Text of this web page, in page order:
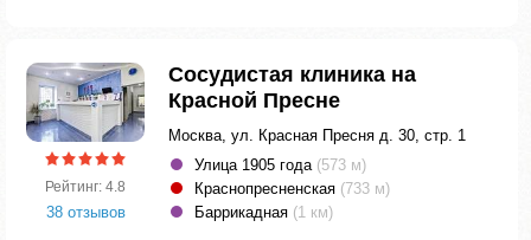
Рейтинг: 4.8
38 отзывов
Сосудистая клиника на
Красной Пресне
Москва, ул. Красная Пресня д. 30, стр. 1
Улица 1905 года (573 м)
Краснопресненская (733 м)
Баррикадная (1 км)